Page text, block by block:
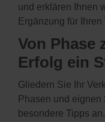
und erklären Ihnen
Ergänzung für
Von Phase
Erfolg ein
Gliedern Sie Ihr
Phasen und
besondere Tipps